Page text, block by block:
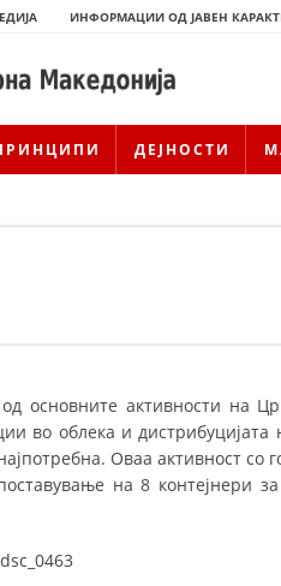
ИНФОРМАЦИИ ОД ЈАВЕН
ДЕЈНОСТИ
ИСТОРИЈАТ НА
основните активности на
во облека и
Оваа активност со
на 8 контејнери